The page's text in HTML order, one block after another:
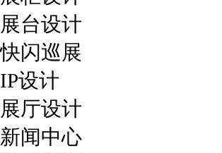
展台设计
快闪巡展
IP设计
展厅设计
新闻中心